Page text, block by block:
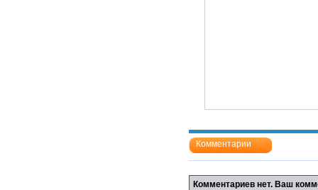
Комментарии
Комментариев нет. Ваш